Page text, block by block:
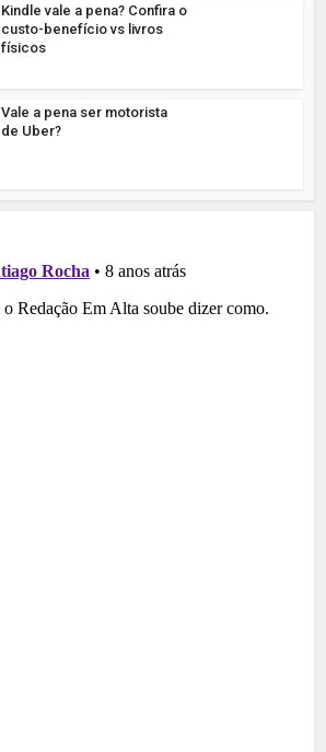
Kindle vale a pena? Confira o
custo-benefício vs livros
físicos
Vale a pena ser motorista
de Uber?